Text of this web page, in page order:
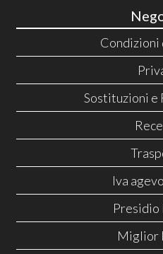
Condizioni
Sostituzioni e
Iva
Presidio
Miglior